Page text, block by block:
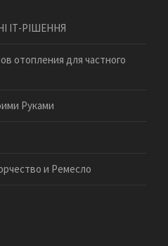
ІТ-РІШЕННЯ
отопления для частного
Руками
и Ремесло